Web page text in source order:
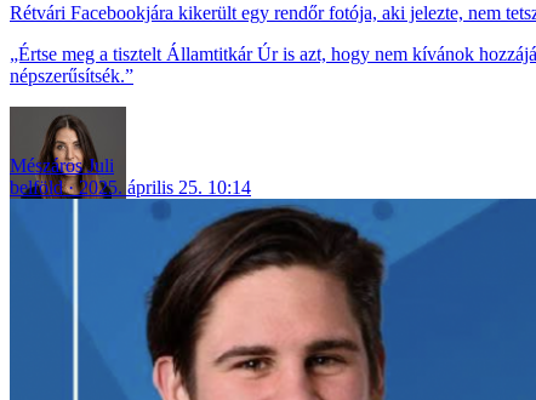
Rétvári Facebookjára kikerült egy rendőr fotója, aki jelezte, nem
„Értse meg a tisztelt Államtitkár Úr is azt, hogy nem kívánok
népszerűsítsék.”
Mészáros Juli
belföld
2025. április 25. 10:14